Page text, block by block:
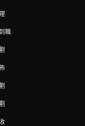
職